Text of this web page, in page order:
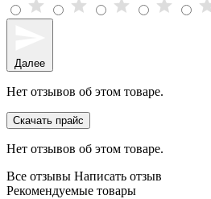
Далее
Нет отзывов об этом товаре.
Скачать прайс
Нет отзывов об этом товаре.
Все отзывы Написать отзыв
Рекомендуемые товары